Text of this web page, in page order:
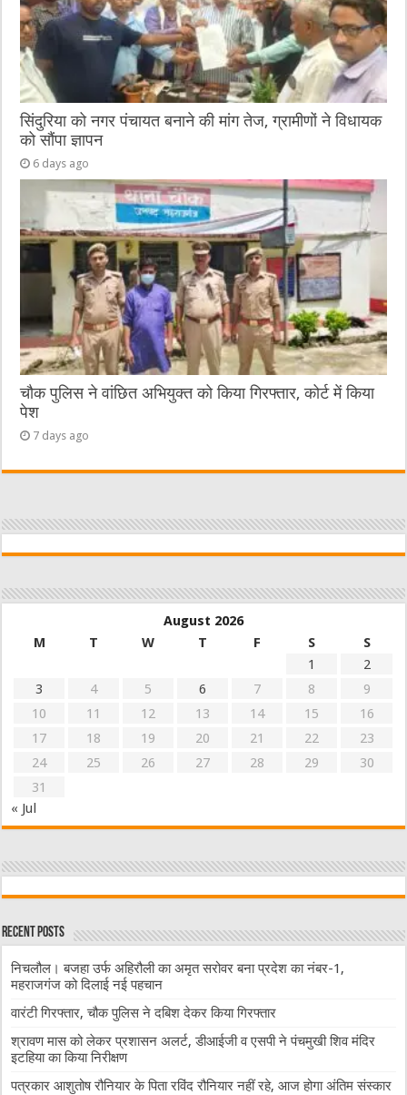
सिंदुरिया को नगर पंचायत बनाने की मांग तेज, ग्रामीणों ने विधायक
को सौंपा ज्ञापन
6 days ago
चौक पुलिस ने वांछित अभियुक्त को किया गिरफ्तार, कोर्ट में किया
पेश
7 days ago
August 2026
M
T W T F S
S
1
2
3
4 5 6 7 8
9
10
11 12 13 14 15
16
17
18 19 20 21 22
23
24
25 26 27 28 29
30
31
« Jul
Recent Posts
निचलौल। बजहा उर्फ अहिरौली का अमृत सरोवर बना प्रदेश का नंबर-1,
महराजगंज को दिलाई नई पहचान
वारंटी गिरफ्तार, चौक पुलिस ने दबिश देकर किया गिरफ्तार
श्रावण मास को लेकर प्रशासन अलर्ट, डीआईजी व एसपी ने पंचमुखी शिव मंदिर
इटहिया का किया निरीक्षण
पत्रकार आशुतोष रौनियार के पिता रविंद रौनियार नहीं रहे, आज होगा अंतिम संस्कार